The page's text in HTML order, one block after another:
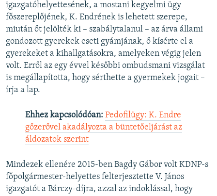
igazgatóhelyettesének, a mostani kegyelmi ügy
főszereplőjének, K. Endrének is lehetett szerepe,
miután őt jelölték ki – szabálytalanul – az árva állami
gondozott gyerekek eseti gyámjának, ő kísérte el a
gyerekeket a kihallgatásokra, amelyeken végig jelen
volt. Erről az egy évvel későbbi ombudsmani vizsgálat
is megállapította, hogy sérthette a gyermekek jogait –
írja a lap.
Ehhez kapcsolódóan: Pedofilügy: K. Endre
gőzerővel akadályozta a büntetőeljárást az
áldozatok szerint
Mindezek ellenére 2015-ben Bagdy Gábor volt KDNP-s
főpolgármester-helyettes felterjesztette V. János
igazgatót a Bárczy-díjra, azzal az indoklással, hogy